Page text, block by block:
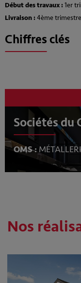
Début des travaux :1er
Livraison :4ème
Chiffres clés
Sociétés du
OMS :
Nos